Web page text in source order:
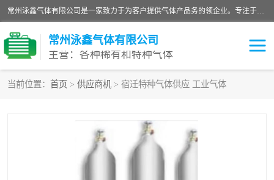
常州泳鑫气体有限公司是一家致力于为客户提供气体产品务的领企业。专注于环氧乙烷剂、环氧乙烷、高纯气体以及稀有和特种气体的研发、生产、销售和配送，产品广泛应用于医疗、电子、科研、化工、食品等多个领域。主要产品有：环氧乙烷灭菌剂，环氧乙烷，高纯氩，氮，氪，氙，氖，氘，笑，氦，氢，氧等各种稀有和特种气体。
常州泳鑫气体有限公司
主营：各种稀有和特种气体
当前位置： 首页 > 供应商机 > 宿迁特种气体供应 工业气体
高纯氩气